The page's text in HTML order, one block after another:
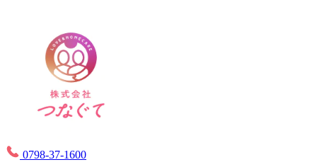
0798-37-1600